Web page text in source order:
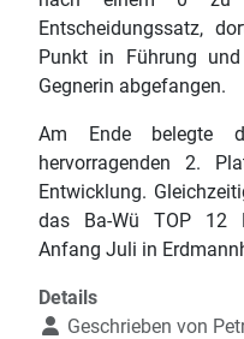
Entscheidungssatz,
Punkt in Führung
Gegnerin abgefangen.
Am Ende belegte
hervorragenden 2.
Entwicklung.
das Ba-Wü TOP 12
Anfang Juli in
Details
Geschrieben von